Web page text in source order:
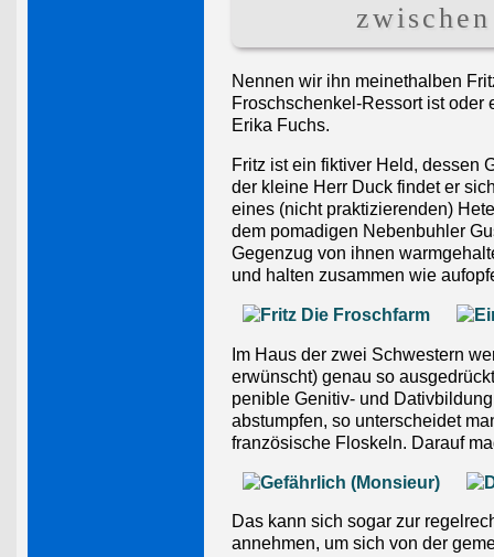
Nennen wir ihn meinethalben
Froschschenkel-Ressort ist
Erika Fuchs.
Fritz ist ein fiktiver Held, dessen
der kleine Herr Duck findet er
eines (nicht praktizierenden)
dem pomadigen Nebenbuhler
Gegenzug von ihnen
und halten zusammen wie
Im Haus der zwei Schwestern
erwünscht) genau so
penible Genitiv- und
abstumpfen, so unterscheidet
französische Floskeln. Darauf
Das kann sich sogar zur
annehmen, um sich von der